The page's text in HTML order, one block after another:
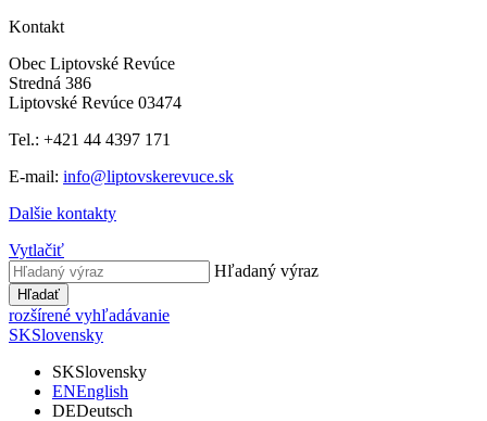
Kontakt
Obec Liptovské Revúce
Stredná 386
Liptovské Revúce 03474
Tel.: +421 44 4397 171
E-mail: info@liptovskerevuce.sk
Dalšie kontakty
Vytlačiť
Hľadaný výraz
Hľadať
rozšírené vyhľadávanie
SKSlovensky
SKSlovensky
ENEnglish
DEDeutsch